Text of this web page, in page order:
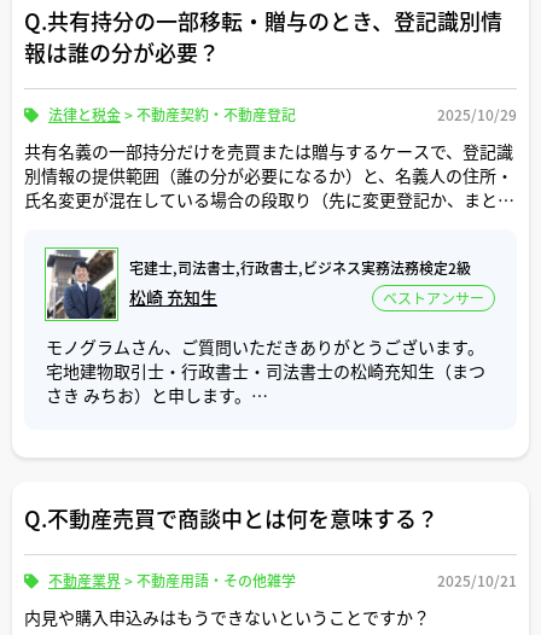
もし、近々決済手続を控えられていて、自分の準備してい
る書類で問題ないか不安、事前に確認しておきたい点があ
るという場合は、不動産会社や司法書士にあらかじめご相
談していただければと思います。
るか、改めてご確認いただき、税金面のリスクについては
税理士や税務署にご相談の上、遺産分割協議をやり直すか
ご検討をお願いいたします。
なお、ケース1とケース2のいずれも登記申請時に改めて法
い。
ご参考にしていただけましたら幸いです。
の相続登記をした場合、本件のように後から相続放棄をす
ることができますが、遺産分割協議を経て甲乙共有の相続
相続放棄は、相続登記の申請をする前に慎重にご検討いた
だければと思います。
ご参考にしていただけましたら幸いです。
結論から申し上げますと、地積測量図は、土地と戸建を売
却する場合、取得は必須、
区分所有マンションを売却する場合、取得は任意になるか
と思います。
土地や戸建を売却する際、宅建士は買主に対して、将来建
物の建築ができるかを説明しておかないと後にトラブルに
なります。
建築基準法42条や43条に細かい規定がありますが、建物を
なければなりません。
重説の中には、「敷地等と道路との関係」の項目があり、
し、宅建士が建築の可能性を説明します。その根拠になる
のが地積測量図や現地測量です。
（道路の幅員を調べるには役所道路課発行の道路台帳図も
測量をする場合も依頼を受けた土地家屋調査士が当時の地
積測量図との整合を確認した上で測量に入るので、地積測
量図はその点でも必要になります。
地積測量図を取得せずに、現地測量の結果だけで重説を作
Q.共有持分の一部移転・贈与のとき、登記識別情
報は誰の分が必要？
法律と税金>不動産契約・不動産登記 2025/10/29
共有名義の一部持分だけを売買または贈与するケースで、登記識
別情報の提供範囲（誰の分が必要になるか）と、名義人の住所・
氏名変更が混在している場合の段取り（先に変更登記か、まとめ
現場で詰まりやすい気をつけるべき点についてもご指摘いただけ
ますと助かります。
宅建士,司法書士,行政書士,ビジネス実務法務検定2級
松崎 充知生 ベストアンサー
モノグラムさん、ご質問いただきありがとうございます。
宅地建物取引士・行政書士・司法書士の松崎充知生（まつ
さき みちお）と申します。
る場合、登記識別情報はAさんのもののみ必要です。Ｂさん
の登記識別情報は不要です。
Q.不動産売買で商談中とは何を意味する？
不動産業界>不動産用語・その他雑学 2025/10/21
内見や購入申込みはもうできないということですか？